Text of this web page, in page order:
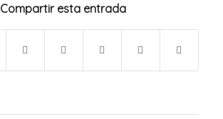
Compartir esta entrada